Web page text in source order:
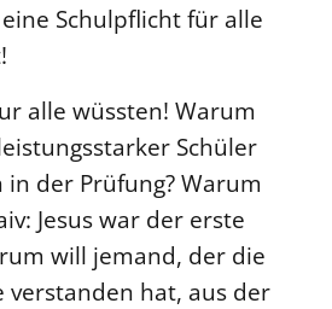
Schulpflicht für alle
alle wüssten! Warum
Schüler
der Prüfung? Warum
Jesus war der erste
will jemand, der die
verstanden hat, aus der